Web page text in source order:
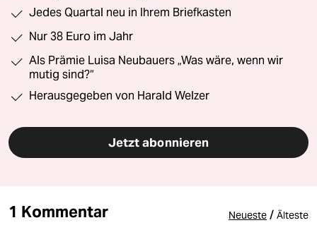
Jedes Quartal neu in Ihrem Briefkasten
Nur 38 Euro im Jahr
Als Prämie Luisa Neubauers „Was wäre, wenn wir
mutig sind?“
Herausgegeben von Harald Welzer
Jetzt abonnieren
1 Kommentar Neueste / Älteste